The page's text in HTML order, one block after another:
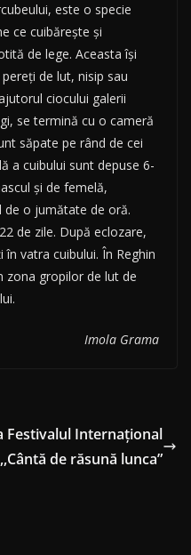
este o specie
ce cuibărește și
de lege. Aceasta își
de lut, nisip sau
ciocului galerii
se termină cu o cameră
săpate pe rând de cei
a cuibului sunt depuse 6-
și de femelă,
de o jumătate de oră.
de zile. După eclozare,
vatra cuibului. În Reghin
zona gropilor de lut de
Imola Grama
Festivalul Internațional
,,Cântă de răsună lunca”